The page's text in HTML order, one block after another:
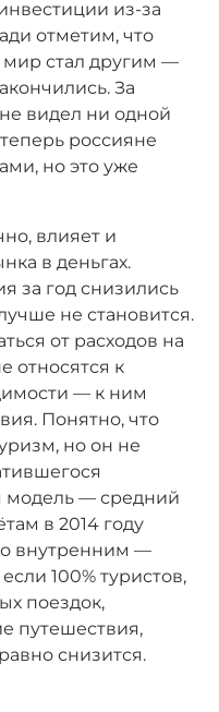
из-за
отметим, что
мир стал другим —
За
видел ни одной
россияне
но это уже
влияет и
в деньгах.
за год снизились
не становится.
от расходов на
относятся к
— к ним
Понятно, что
но он не
модель — средний
в 2014 году
внутренним —
100% туристов,
поездок,
путешествия,
снизится.